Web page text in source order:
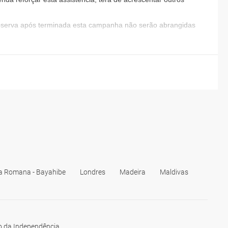
e outras localidades.</li>
após terminada esta campanha não serão abrangidas
Romana - Bayahibe Londres Madeira
Maldivas